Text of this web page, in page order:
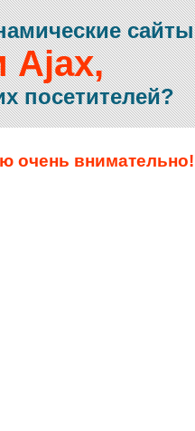
сайты
Ajax,
посетителей?
очень внимательно!